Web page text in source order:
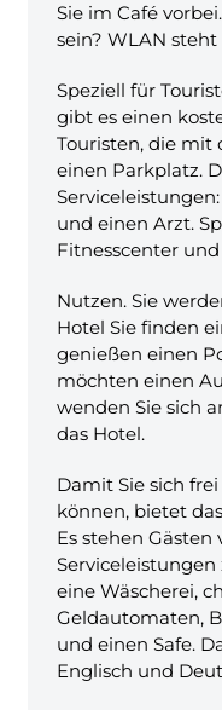
Sie im Café
sein? WLAN
Speziell für
gibt es einen
Touristen, die mit
einen Parkplatz.
und einen Arzt.
Fitnesscenter
Nutzen. Sie
Hotel Sie finden
genießen einen
möchten einen
wenden Sie sich
das Hotel.
Damit Sie sich
können, bietet
Es stehen
eine Wäscherei,
Geldautomaten,
und einen Safe.
Englisch und